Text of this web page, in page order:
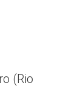
(Rio